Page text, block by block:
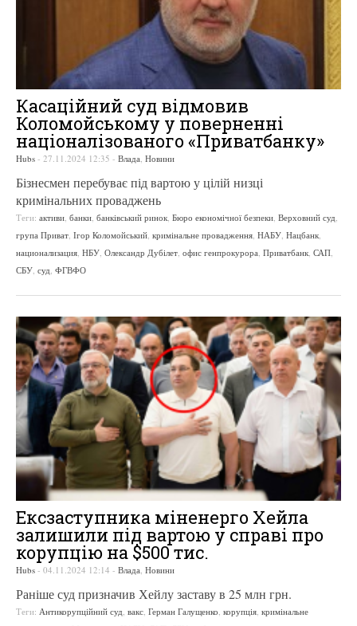
Касаційний суд відмовив
Коломойському у поверненні
націоналізованого «Приватбанку»
Hubs - 27.11.2024 12:35 - Влада, Новини
Бізнесмен перебуває під вартою у цілій низці
кримінальних проваджень
Теги: активи, банки, банківський ринок, Бюро економічної безпеки, Верховний суд,
група Приват, Ігор Коломойський, кримінальне провадження, НАБУ, Нацбанк,
национализация, НБУ, Олександр Дубілет, офис генпрокурора, Приватбанк, САП,
СБУ, суд, ФГВФО
Ексзаступника міненерго Хейла
залишили під вартою у справі про
корупцію на $500 тис.
Hubs - 04.11.2024 12:14 - Влада Новини
Раніше суд призначив Хейлу заставу в 25 млн грн.
Теги: Антикорупційний суд вакс Герман Галущенко корупція кримінальне